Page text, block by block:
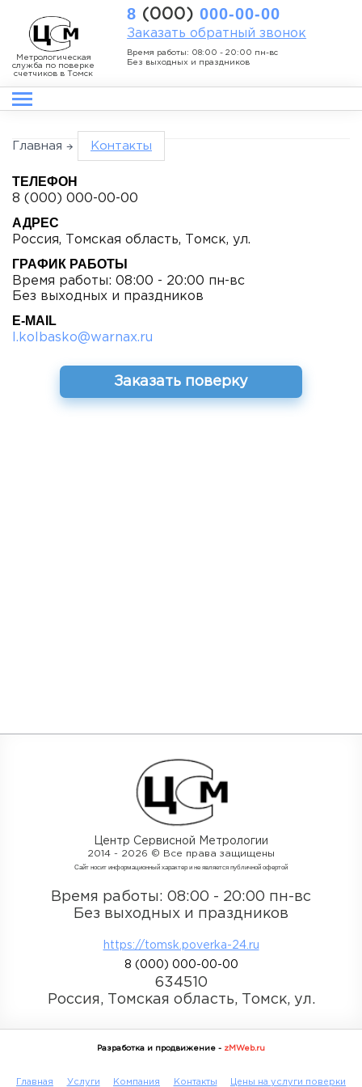
Метрологическая
служба по поверке
счетчиков в Томск
8 (000)000-00-00
Заказать обратный звонок
Время работы: 08:00 - 20:00 пн-вс
Без выходных и праздников
Главная Контакты
ТЕЛЕФОН
8 (000) 000-00-00
АДРЕС
Россия, Томская область, Томск, ул.
ГРАФИК РАБОТЫ
Время работы: 08:00 - 20:00 пн-вс
Без выходных и праздников
E-MAIL
l.kolbasko@warnax.ru
Заказать поверку
Центр Сервисной Метрологии
2014 - 2026 © Все права защищены
Cайт носит информационный характер и не является публичной офертой
Время работы: 08:00 - 20:00 пн-вс
Без выходных и праздников
https://tomsk.poverka-24.ru
8 (000) 000-00-00
634510
Россия, Томская область, Томск, ул.
Разработка и продвижение - zMWeb.ru
Главная Услуги Компания Контакты Цены на услуги поверки